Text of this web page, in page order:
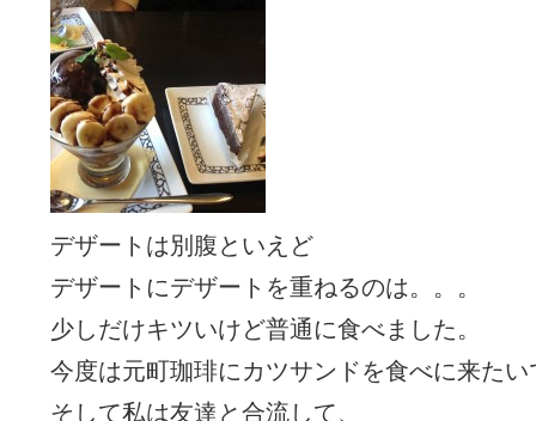
デザートは別腹といえど
デザートにデザートを重ねるのは。。。
少しだけキツいけど普通に食べました。
今度は元町珈琲にカツサンドを食べに来た
そして私は友達と合流して、